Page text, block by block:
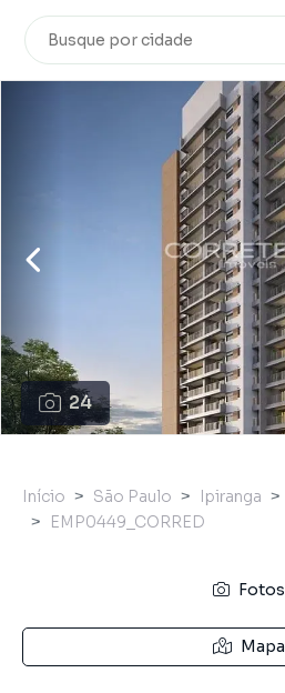
24
Início São Paulo Ipiranga
EMP0449_CORRED
Fotos
Mapa